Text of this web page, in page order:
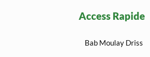
Access Rapide
Bab Moulay Driss